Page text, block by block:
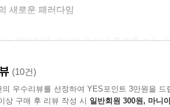
새로운 패러다임
는 팬데믹을 겪으며 수치나 통계를 보는
한 나머지, ‘어쩌다 이렇게 되었는가?’,
시 말해 외적으로 비춰지 는 수치가 아
(10건)
의 우수리뷰를 선정하여 YES포인트 3만원을 드
상 구매 후 리뷰 작성 시 일반회원 300원, 마니